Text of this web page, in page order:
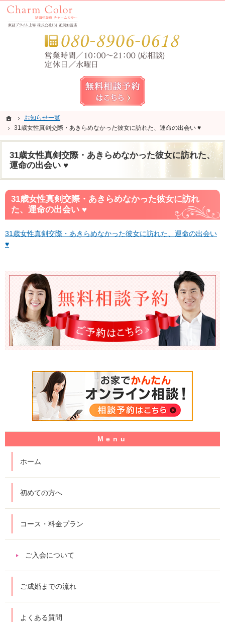
ホーム
お知らせ一覧
31歳女性真剣交際・あきらめなかった彼女に訪れた、運命の出会い ♥
31歳女性真剣交際・あきらめなかった彼女に訪れた、
運命の出会い ♥
錦糸町・亀戸・平井の結婚相談所なら当相談所へ。
錦糸町・亀戸・平井の結婚相談所なら短期成婚を目指すCharm Color (チャームカラー)
31歳女性真剣交際・あきらめなかった彼女に訪れ
た、運命の出会い ♥
31歳女性真剣交際・あきらめなかった彼女に訪れた、運命の出会い
♥
ホーム
初めての方へ
コース・料金プラン
ご入会について
ご成婚までの流れ
よくある質問
ホーム
お知らせ一覧
31歳女性真剣交際・あきらめなかった彼女に訪れた、運命の出会い ♥